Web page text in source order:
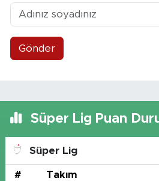
Gönder
Süper Lig Puan
Süper Lig
# Takım